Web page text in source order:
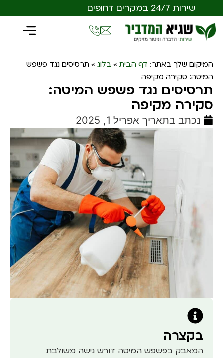
שירות 24/7 במקרים דחופים
המיקום שלך באתר: דף הבית » בלוג » תרסיסים נגד פשפש
המיטה: סקירה מקיפה
תרסיסים נגד פשפש המיטה:
סקירה מקיפה
נכתב בתאריך אפריל 1, 2025
בקצרה
המאבק בפשפש המיטה דורש גישה משולבת